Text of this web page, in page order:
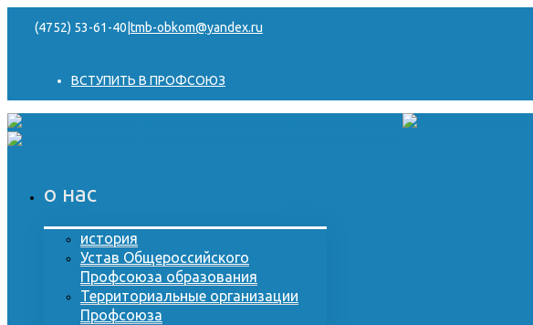
(4752) 53-61-40 tmb-obkom@yandex.ru
ВСТУПИТЬ В ПРОФСОЮЗ
о нас
история
Устав Общероссийского
Профсоюза образования
Территориальные организации
Профсоюза